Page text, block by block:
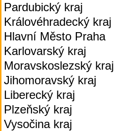
Pardubický kraj
Královéhradecký kraj
Hlavní Město Praha
Karlovarský kraj
Moravskoslezský kraj
Jihomoravský kraj
Liberecký kraj
Plzeňský kraj
Vysočina kraj